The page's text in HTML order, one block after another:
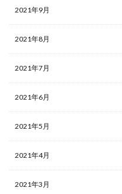
2021年9月
2021年8月
2021年7月
2021年6月
2021年5月
2021年4月
2021年3月